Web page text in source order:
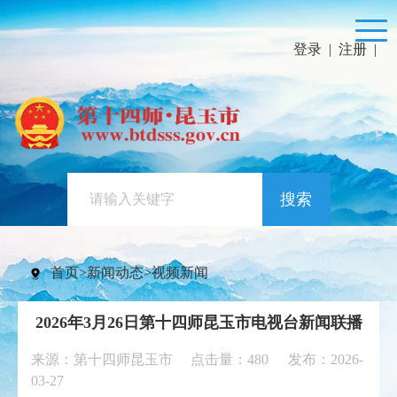
登录 | 注册 |
搜索
首页>新闻动态>视频新闻
2026年3月26日第十四师昆玉市电视台新闻联播
来源：第十四师昆玉市 点击量： 480
发布：2026-
03-27